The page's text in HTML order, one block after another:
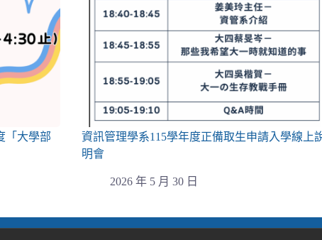
「大學部
資訊管理學系115學年度正備取生申請入學線上
明會
2026 年 5 月 30 日